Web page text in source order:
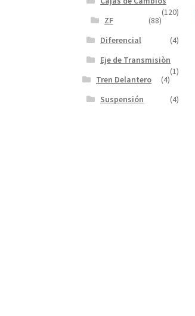
(120)
ZF
(88)
Diferencial
(4)
Eje de Transmisiòn
(1)
Tren Delantero
(4)
Suspensión
(4)